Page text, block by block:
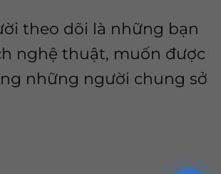
theo dõi là những bạn
nghệ thuật, muốn được
những người chung sở